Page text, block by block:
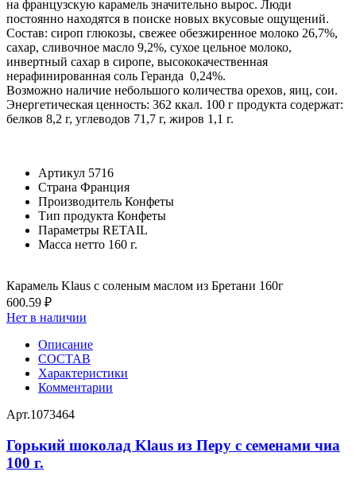
на французскую карамель значительно вырос. Люди
постоянно находятся в поиске новых вкусовые ощущений.
Состав: сироп глюкозы, свежее обезжиренное молоко 26,7%,
сахар, сливочное масло 9,2%, сухое цельное молоко,
инвертный сахар в сиропе, высококачественная
нерафинированная соль Геранда 0,24%.
Возможно наличие небольшого количества орехов, яиц, сои.
Энергетическая ценность: 362 ккал. 100 г продукта содержат:
белков 8,2 г, углеводов 71,7 г, жиров 1,1 г.
Артикул 5716
Страна Франция
Производитель Конфеты
Тип продукта Конфеты
Параметры RETAIL
Масса нетто 160 г.
Карамель Klaus с соленым маслом из Бретани 160г
600.59 ₽
Нет в наличии
Описание
СОСТАВ
Характеристики
Комментарии
Арт.1073464
Горький шоколад Klaus из Перу с семенами чиа
100 г.